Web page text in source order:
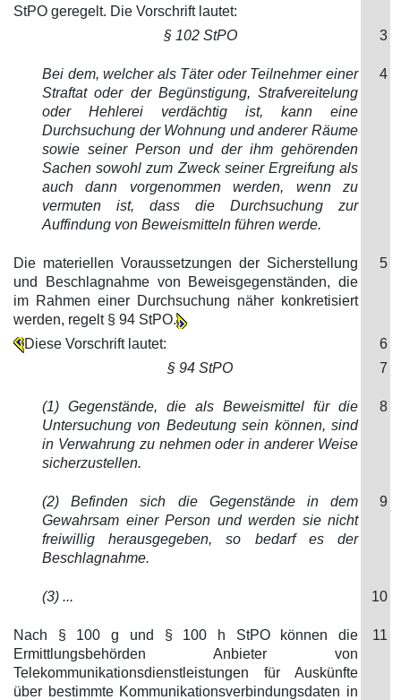
StPO geregelt. Die Vorschrift lautet:
§ 102 StPO
3
Bei dem, welcher als Täter oder Teilnehmer einer
Straftat oder der Begünstigung, Strafvereitelung
oder Hehlerei verdächtig ist, kann eine
Durchsuchung der Wohnung und anderer Räume
sowie seiner Person und der ihm gehörenden
Sachen sowohl zum Zweck seiner Ergreifung als
auch dann vorgenommen werden, wenn zu
vermuten ist, dass die Durchsuchung zur
Auffindung von Beweismitteln führen werde.
4
Die materiellen Voraussetzungen der Sicherstellung
und Beschlagnahme von Beweisgegenständen, die
im Rahmen einer Durchsuchung näher konkretisiert
werden, regelt § 94 StPO.
5
Diese Vorschrift lautet:
6
§ 94 StPO
7
(1) Gegenstände, die als Beweismittel für die
Untersuchung von Bedeutung sein können, sind
in Verwahrung zu nehmen oder in anderer Weise
sicherzustellen.
8
(2) Befinden sich die Gegenstände in dem
Gewahrsam einer Person und werden sie nicht
freiwillig herausgegeben, so bedarf es der
Beschlagnahme.
9
(3) ... 10
Nach § 100 g und § 100 h StPO können die
Ermittlungsbehörden Anbieter von
Telekommunikationsdienstleistungen für Auskünfte
über bestimmte Kommunikationsverbindungsdaten in
11